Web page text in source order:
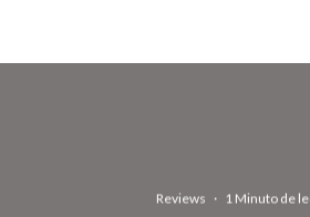
Reviews · 1 Minuto de